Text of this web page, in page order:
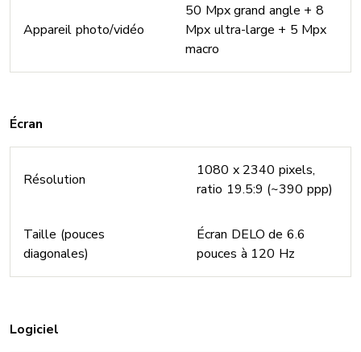
Appareil photo/vidéo
50 Mpx grand angle + 8
Mpx ultra-large + 5 Mpx
macro
Écran
Résolution
1080 x 2340 pixels,
ratio 19.5:9 (~390 ppp)
Taille (pouces
diagonales)
Écran DELO de 6.6
pouces à 120 Hz
Logiciel